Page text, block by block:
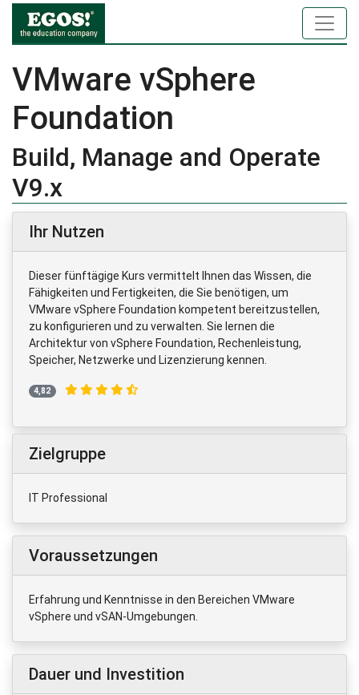
VMware vSphere
Foundation
Build, Manage and Operate
V9.x
Ihr Nutzen
Dieser fünftägige Kurs vermittelt Ihnen das Wissen, die
Fähigkeiten und Fertigkeiten, die Sie benötigen, um
VMware vSphere Foundation kompetent bereitzustellen,
zu konfigurieren und zu verwalten. Sie lernen die
Architektur von vSphere Foundation, Rechenleistung,
Speicher, Netzwerke und Lizenzierung kennen.
4,82
Zielgruppe
IT Professional
Voraussetzungen
Erfahrung und Kenntnisse in den Bereichen VMware
vSphere und vSAN-Umgebungen.
Dauer und Investition